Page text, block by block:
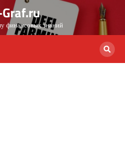
финансовых знаний